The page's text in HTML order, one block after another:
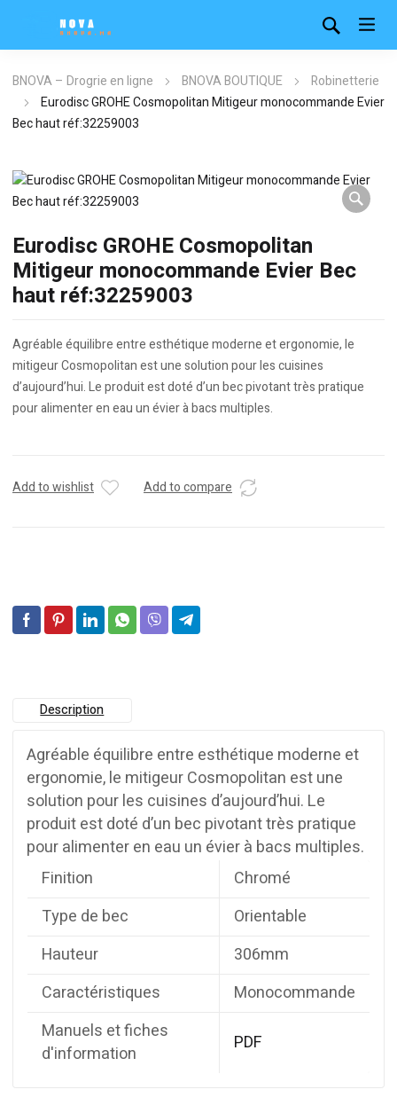
BNOVA – Drogrie en ligne BNOVA BOUTIQUE
Robinetterie
Eurodisc GROHE Cosmopolitan Mitigeur monocommande Evier
Bec haut réf:32259003
Eurodisc GROHE Cosmopolitan
Mitigeur monocommande Evier Bec
haut réf:32259003
Agréable équilibre entre esthétique moderne et ergonomie, le
mitigeur Cosmopolitan est une solution pour les cuisines
d’aujourd’hui. Le produit est doté d’un bec pivotant très pratique
pour alimenter en eau un évier à bacs multiples.
Add to wishlist Add to compare
Description
Agréable équilibre entre esthétique moderne et
ergonomie, le mitigeur Cosmopolitan est une
solution pour les cuisines d’aujourd’hui. Le
produit est doté d’un bec pivotant très pratique
pour alimenter en eau un évier à bacs multiples.
Finition
Chromé
Type de bec
Orientable
Hauteur
306mm
Caractéristiques
Monocommande
Manuels et fiches
d'information
PDF